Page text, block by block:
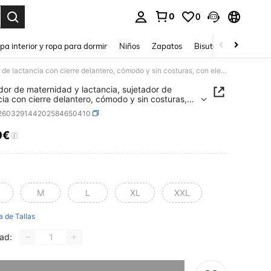
0 0
interior y ropa para dormir Niños Zapatos Bisutería Y
Sujetador de maternidad y lactancia, sujetador de lactancia con cierre delantero, cómodo y sin costuras, con elevación y soporte, adecuado para todas las estaciones
de maternidad y lactancia, sujetador de
con cierre delantero, cómodo y sin costuras,
y soporte, adecuado para todas las
AND AVAILABILITY
M L XL XXL
de Tallas